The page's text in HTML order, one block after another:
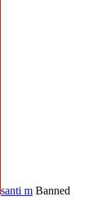
santi m Banned